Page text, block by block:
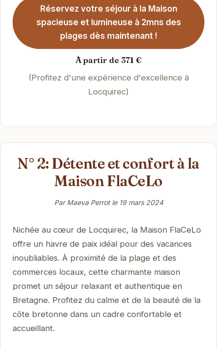
Réservez votre séjour à la Maison
spacieuse et lumineuse à 2mns des
plages dès maintenant !
À partir de 371 €
(Profitez d'une expérience d'excellence à
Locquirec)
N° 2: Détente et confort à la
Maison FlaCeLo
Par Maeva Perrot le 19 mars 2024
Nichée au cœur de Locquirec, la Maison FlaCeLo
offre un havre de paix idéal pour des vacances
inoubliables. À proximité de la plage et des
commerces locaux, cette charmante maison
promet un séjour relaxant et authentique en
Bretagne. Profitez du calme et de la beauté de la
côte bretonne dans un cadre confortable et
accueillant.